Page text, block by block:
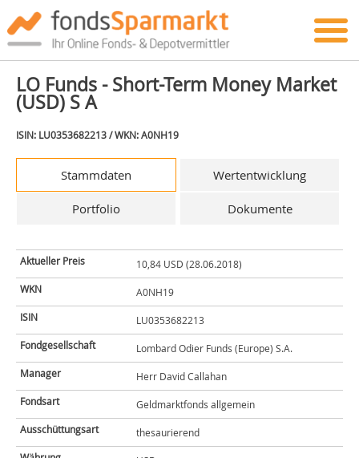
LO Funds - Short-Term Money Market
(USD) S A
ISIN: LU0353682213 / WKN: A0NH19
Stammdaten Wertentwicklung
Portfolio Dokumente
Aktueller Preis
10,84 USD (28.06.2018)
WKN
A0NH19
ISIN
LU0353682213
Fondgesellschaft
Lombard Odier Funds (Europe) S.A.
Manager
Herr David Callahan
Fondsart
Geldmarktfonds allgemein
Ausschüttungsart
thesaurierend